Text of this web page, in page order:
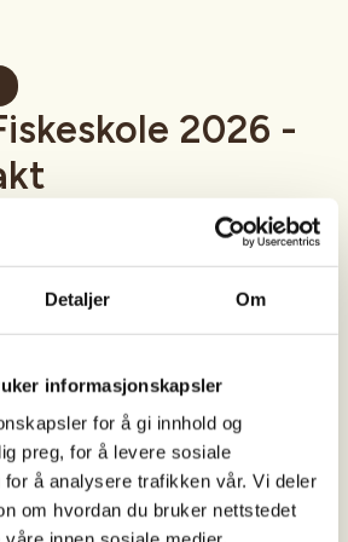
Detaljer Om
informasjonskapsler
for å gi innhold og
preg, for å levere sosiale
å analysere trafikken vår. Vi deler
om hvordan du bruker nettstedet
2026 -